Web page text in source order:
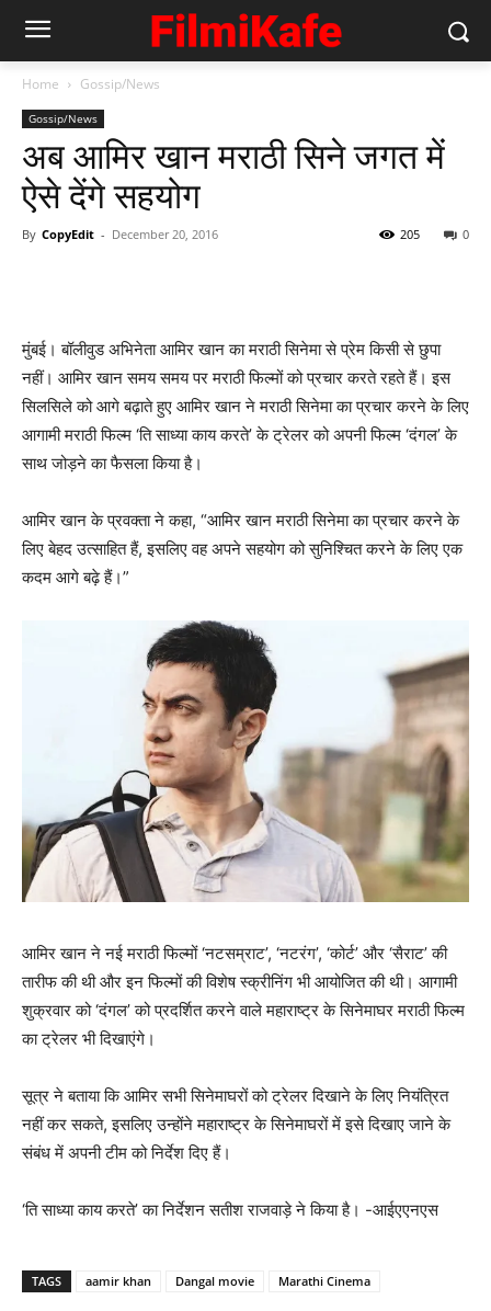
Home Gossip/News
Gossip/News
अब आमिर खान मराठी सिने जगत में
ऐसे देंगे सहयोग
By CopyEdit - December 20, 2016 0
205
मुंबई। बॉलीवुड अभिनेता आमिर खान का मराठी सिनेमा से प्रेम किसी से छुपा
नहीं। आमिर खान समय समय पर मराठी फिल्‍मों को प्रचार करते रहते हैं। इस
सिलसिले को आगे बढ़ाते हुए आमिर खान ने मराठी सिनेमा का प्रचार करने के लिए
आगामी मराठी फिल्म ‘ति साध्या काय करते’ के ट्रेलर को अपनी फिल्‍म ‘दंगल’ के
साथ जोड़ने का फैसला किया है।
आमिर खान के प्रवक्ता ने कहा, “आमिर खान मराठी सिनेमा का प्रचार करने के
लिए बेहद उत्साहित हैं, इसलिए वह अपने सहयोग को सुनिश्चित करने के लिए एक
कदम आगे बढ़े हैं।”
आमिर खान ने नई मराठी फिल्मों ‘नटसम्राट’, ‘नटरंग’, ‘कोर्ट’ और ‘सैराट’ की
तारीफ की थी और इन फिल्मों की विशेष स्क्रीनिंग भी आयोजित की थी। आगामी
शुक्रवार को ‘दंगल’ को प्रदर्शित करने वाले महाराष्ट्र के सिनेमाघर मराठी फिल्‍म
का ट्रेलर भी दिखाएंगे।
सूत्र ने बताया कि आमिर सभी सिनेमाघरों को ट्रेलर दिखाने के लिए नियंत्रित
नहीं कर सकते, इसलिए उन्होंने महाराष्ट्र के सिनेमाघरों में इसे दिखाए जाने के
संबंध में अपनी टीम को निर्देश दिए हैं।
‘ति साध्या काय करते’ का निर्देशन सतीश राजवाड़े ने किया है। -आईएएनएस
TAGS aamir khan Dangal movie Marathi Cinema